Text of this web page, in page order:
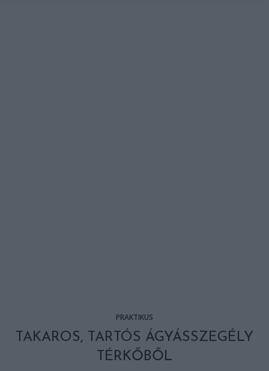
PRAKTIKUS
TAKAROS, TARTÓS ÁGYÁSSZEGÉLY
TÉRKŐBŐL